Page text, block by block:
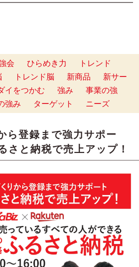
会 ひらめき力
トレンド
トレンド脳 新商品
新サー
イをつかむ 強み
事業の強
強み ターゲット ニーズ
ら登録まで強力サポー
さと納税で売上アップ！